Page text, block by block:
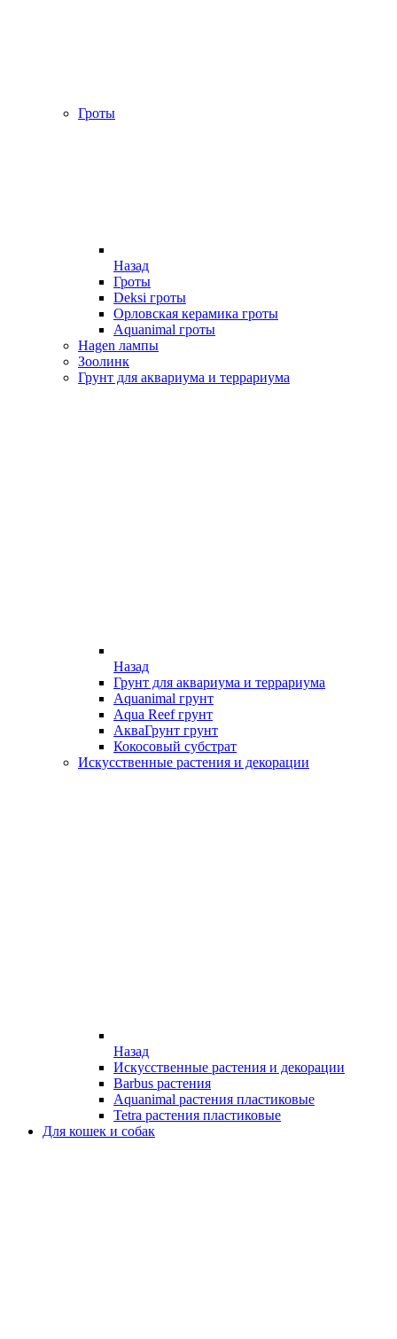
Гроты
Назад
Гроты
Deksi гроты
Орловская керамика гроты
Aquanimal гроты
Hagen лампы
Зоолинк
Грунт для аквариума и террариума
Назад
Грунт для аквариума и террариума
Aquanimal грунт
Aqua Reef грунт
АкваГрунт грунт
Кокосовый субстрат
Искусственные растения и декорации
Назад
Искусственные растения и декорации
Barbus растения
Aquanimal растения пластиковые
Tetra растения пластиковые
Для кошек и собак